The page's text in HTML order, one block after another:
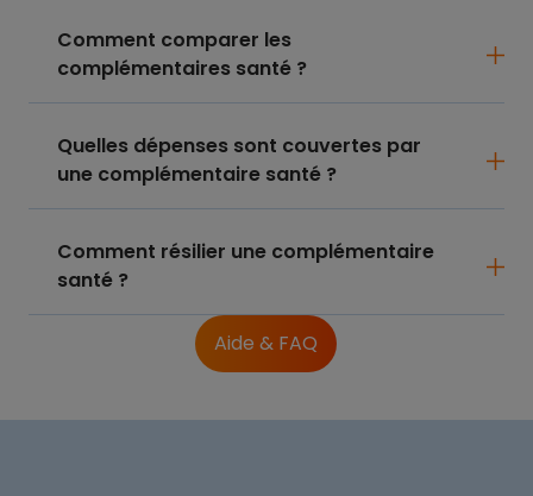
Comment comparer les
complémentaires santé ?
Quelles dépenses sont couvertes par
une complémentaire santé ?
Comment résilier une complémentaire
santé ?
Aide & FAQ